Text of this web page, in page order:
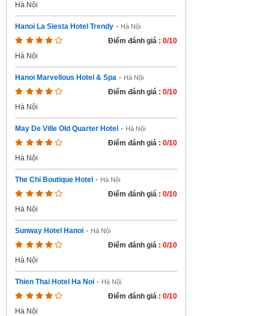
Hà Nội
Hanoi La Siesta Hotel Trendy - Hà Nội
Điểm đánh giá : 0/10
Hà Nội
Hanoi Marvellous Hotel & Spa - Hà Nội
Điểm đánh giá : 0/10
Hà Nội
May De Ville Old Quarter Hotel - Hà Nội
Điểm đánh giá : 0/10
Hà Nội
The Chi Boutique Hotel - Hà Nội
Điểm đánh giá : 0/10
Hà Nội
Sunway Hotel Hanoi - Hà Nội
Điểm đánh giá : 0/10
Hà Nội
Thien Thai Hotel Ha Noi - Hà Nội
Điểm đánh giá : 0/10
Hà Nội